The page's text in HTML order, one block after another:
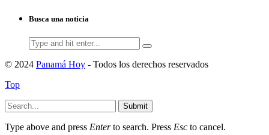
Busca una noticia
Search
for:
© 2024 Panamá Hoy - Todos los derechos reservados
Top
Submit
Type above and press Enterto search. Press Esc to cancel.